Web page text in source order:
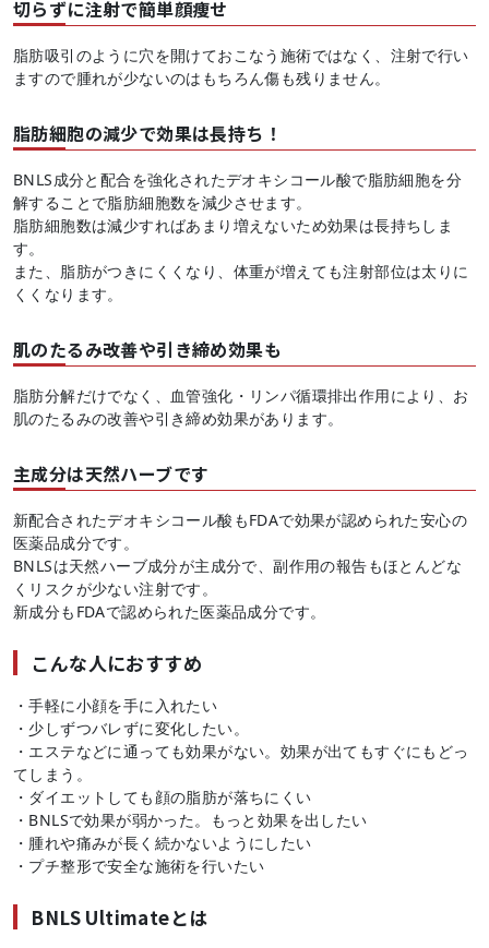
切らずに注射で簡単顔痩せ
脂肪吸引のように穴を開けておこなう施術ではなく、注射で行い
ますので腫れが少ないのはもちろん傷も残りません。
脂肪細胞の減少で効果は長持ち！
BNLS成分と配合を強化されたデオキシコール酸で脂肪細胞を分
解することで脂肪細胞数を減少させます。
脂肪細胞数は減少すればあまり増えないため効果は長持ちしま
す。
また、脂肪がつきにくくなり、体重が増えても注射部位は太りに
くくなります。
肌のたるみ改善や引き締め効果も
脂肪分解だけでなく、血管強化・リンパ循環排出作用により、お
肌のたるみの改善や引き締め効果があります。
主成分は天然ハーブです
新配合されたデオキシコール酸もFDAで効果が認められた安心の
医薬品成分です。
BNLSは天然ハーブ成分が主成分で、副作用の報告もほとんどな
くリスクが少ない注射です。
新成分もFDAで認められた医薬品成分です。
こんな人におすすめ
・手軽に小顔を手に入れたい
・少しずつバレずに変化したい。
・エステなどに通っても効果がない。効果が出てもすぐにもどっ
てしまう。
・ダイエットしても顔の脂肪が落ちにくい
・BNLSで効果が弱かった。もっと効果を出したい
・腫れや痛みが長く続かないようにしたい
・プチ整形で安全な施術を行いたい
BNLS Ultimateとは